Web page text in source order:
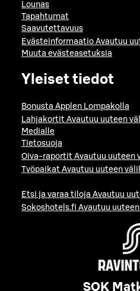
Lounas
Tapahtumat
Saavutettavuus
Evästeinformaatio Avautuu
Muuta evästeasetuksia
Yleiset tiedot
Bonusta Applen Lompakolla
Lahjakortit Avautuu uuteen
Medialle
Tietosuoja
Oiva-raportit Avautuu uuteen
Työpaikat Avautuu uuteen
Etsi ja varaa tiloja Avautuu
Sokoshotels.fi Avautuu
SOK